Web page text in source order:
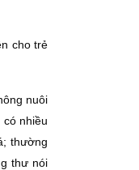
cho trẻ
nuôi
nhiều
thường
thư nói